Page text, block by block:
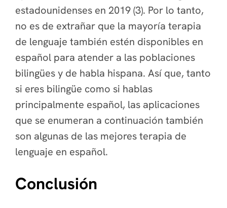
estadounidenses en 2019 (3). Por lo tanto,
no es de extrañar que la mayoría terapia
de lenguaje también estén disponibles en
español para atender a las poblaciones
bilingües y de habla hispana. Así que, tanto
si eres bilingüe como si hablas
principalmente español, las aplicaciones
que se enumeran a continuación también
son algunas de las mejores terapia de
lenguaje en español.
Conclusión